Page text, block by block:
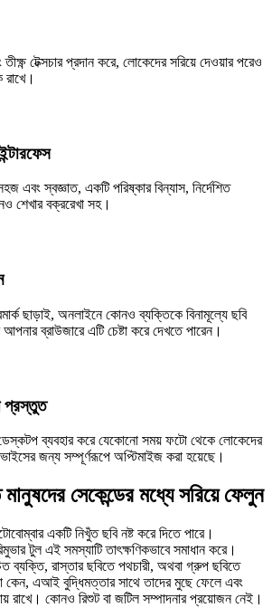
টেক্সচার প্রদান করে, লোকেদের সরিয়ে দেওয়ার পরেও
রাখে।
এবং স্বজ্ঞাত, একটি পরিষ্কার বিন্যাস, নির্দেশিত
শেখার বক্ররেখা সহ।
ছাড়াই, অনলাইনে কোনও ব্যক্তিকে বিনামূল্যে ছবি
ব্রাউজারে এটি চেষ্টা করে দেখতে পারেন।
প্রস্তুত
ব্যবহার করে যেকোনো সময় ফটো থেকে লোকেদের
জন্য সম্পূর্ণরূপে অপ্টিমাইজ করা হয়েছে।
সেকেন্ডের মধ্যে সরিয়ে ফেলুন
একটি নিখুঁত ছবি নষ্ট করে দিতে পারে।
টুল এই সমস্যাটি তাৎক্ষণিকভাবে সমাধান করে।
ব্যক্তি, রাস্তার ছবিতে পথচারী, অথবা গ্রুপ ছবিতে
কেন, এআই বুদ্ধিমত্তার সাথে তাদের মুছে ফেলে এবং
রাখে। কোনও রিশুট বা জটিল সম্পাদনার প্রয়োজন নেই।